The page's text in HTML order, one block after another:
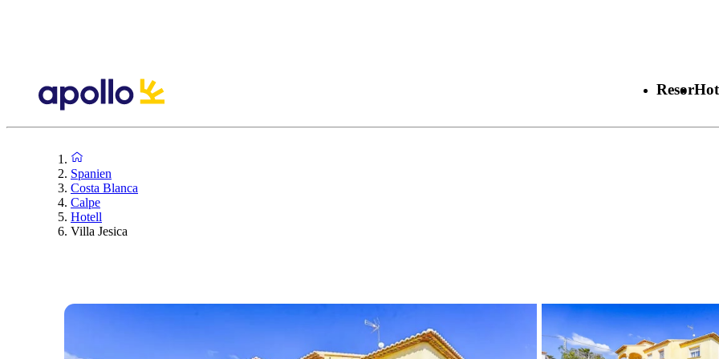
Resor
Spanien
Costa Blanca
Calpe
Hotell
Villa Jesica